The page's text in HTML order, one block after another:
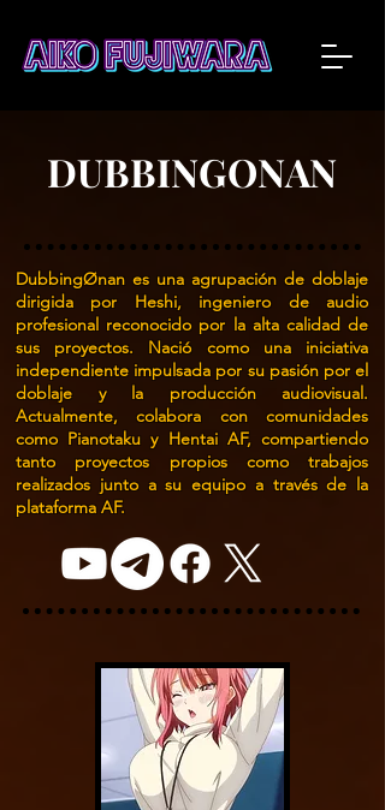
DUBBINGONAN
DubbingØnan es una agrupación de doblaje
dirigida por Heshi, ingeniero de audio
profesional reconocido por la alta calidad de
sus proyectos. Nació como una iniciativa
independiente impulsada por su pasión por el
doblaje y la producción audiovisual.
Actualmente, colabora con comunidades
como Pianotaku y Hentai AF, compartiendo
tanto proyectos propios como trabajos
realizados junto a su equipo a través de la
plataforma AF.